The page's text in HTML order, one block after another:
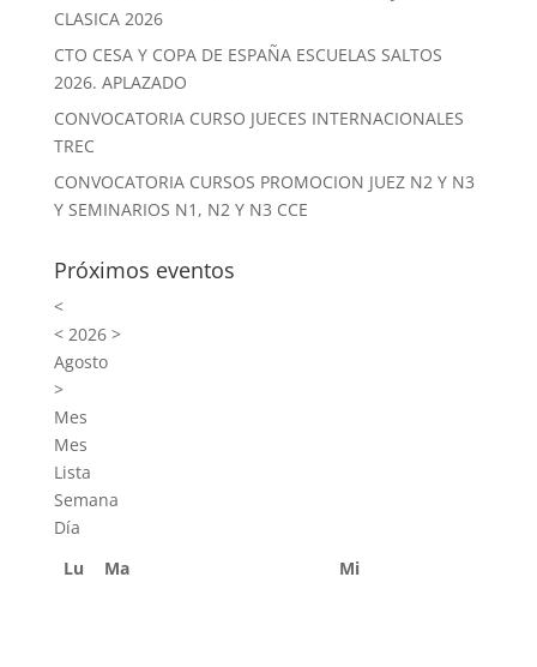
CLASICA 2026
CTO CESA Y COPA DE ESPAÑA ESCUELAS SALTOS
2026. APLAZADO
CONVOCATORIA CURSO JUECES INTERNACIONALES
TREC
CONVOCATORIA CURSOS PROMOCION JUEZ N2 Y N3
Y SEMINARIOS N1, N2 Y N3 CCE
Próximos eventos
<
<2026 >
Agosto
>
Mes
Mes
Lista
Semana
Día
Lu
Ma Mi